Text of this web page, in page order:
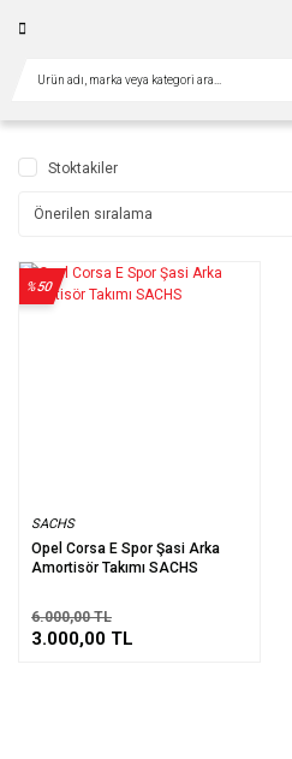
Stoktakiler
SACHS
Opel Corsa E Spor Şasi Arka
Amortisör Takımı SACHS
%50
6.000,00 TL
3.000,00 TL